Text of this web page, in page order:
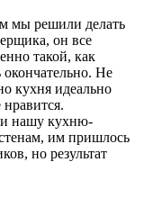
мы решили делать
он все
такой, как
окончательно. Не
кухня идеально
нашу кухню-
им пришлось
но результат